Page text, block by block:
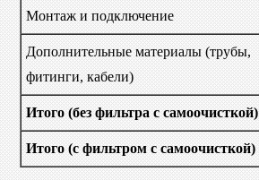
Монтаж и подключение
Дополнительные материалы (трубы,
фитинги, кабели)
Итого (без фильтра с самоочисткой)
Итого (с фильтром с самоочисткой)